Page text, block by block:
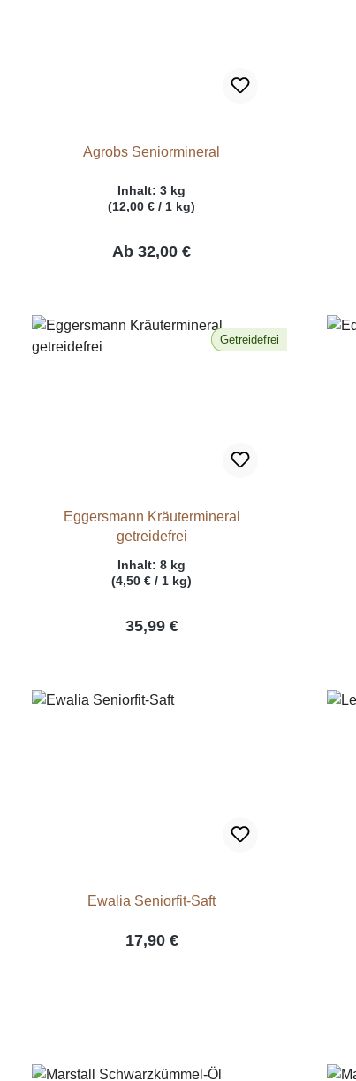
Agrobs Seniormineral
Inhalt:3 kg
(12,00 € / 1 kg)
Ab32,00 €
Getreidefrei
Eggersmann Kräutermineral
getreidefrei
Inhalt:8 kg
(4,50 € / 1 kg)
35,99 €
Ewalia Seniorfit-Saft
17,90 €